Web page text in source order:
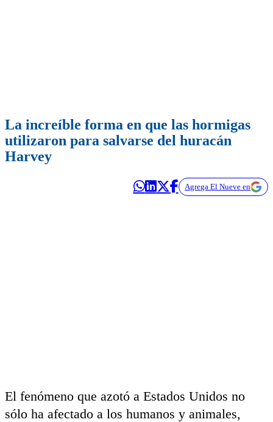
La increíble forma en que las hormigas
utilizaron para salvarse del huracán
Harvey
Agrega El Nueve en
El fenómeno que azotó a Estados Unidos no
sólo ha afectado a los humanos y animales,